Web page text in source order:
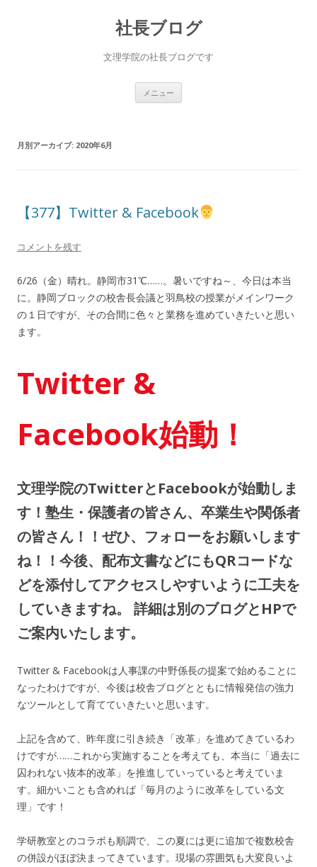
社長ブログ
文理学院の社長ブログです
メニュー
月別アーカイブ: 2020年6月
【377】Twitter & Facebook
コメントを残す
6/26（金）晴れ。静岡市31℃……。暑いですね～、今日は本当
に。静岡ブロックの校舎長会議と羽鳥校の授業がメインワーク
の１日ですが、その合間に色々と業務を進めていきたいと思い
ます。
Twitter &
Facebook始動！
文理学院のTwitterとFacebookが始動しま
す！塾生・保護者の皆さん、卒業生や関係者
の皆さん！！ぜひ、フォローをお願いします
ね！！今後、配布文書などにもQRコードな
どを添付してアクセスしやすいように工夫を
していきますね。 詳細は別のブログとHPで
ご案内いたします。
Twitter & Facebookは人事課の中野係長の提案で始めることに
なったわけですが、今後は校舎ブログとともに情報発信の強力
なツールとして育てていきたいと思います。
上記を含めて、昨年度に引き続き「改革」を進めてきているわ
けですが……これから実施することを考えても、本当に「過去に
囚われない抜本的改革」を推進していっていると考えていま
す。細かいことも含めれば「毎月のように改革をしている文
理」です！
学研教室とのコラボも順調で、この夏には更に追加で複数校舎
の併設がほぼ決まってきています。現場の雰囲気も大変良いよ